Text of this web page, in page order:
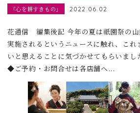
「心を耕すきもの」 2022.06.02
花通信 編集後記 今年の夏は祇園祭の
実施されるというニュースに触れ、これ
いと思えることに気づかせてもらいま
◆ご予約・お問合せは各店舗へ...